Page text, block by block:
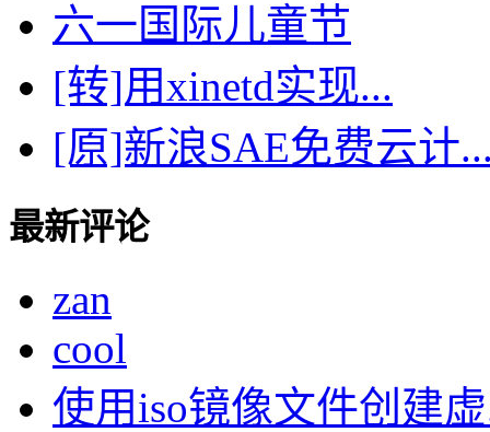
六一国际儿童节
[转]用xinetd实现...
[原]新浪SAE免费云计
最新评论
zan
cool
使用iso镜像文件创建